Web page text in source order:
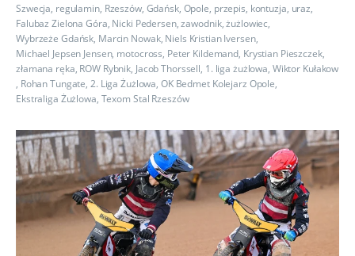
Szwecja, regulamin, Rzeszów, Gdańsk, Opole, przepis, kontuzja, uraz,
Falubaz Zielona Góra, Nicki Pedersen,zawodnik,żużlowiec,
Wybrzeże Gdańsk, Marcin Nowak, Niels Kristian Iversen,
Michael Jepsen Jensen, motocross, Peter Kildemand, Krystian Pieszczek,
złamana ręka, ROW Rybnik, Jacob Thorssell, 1. liga żużlowa, Wiktor Kułakow
, Rohan Tungate, 2. Liga Żużlowa, OK Bedmet Kolejarz Opole,
Ekstraliga Żużlowa, Texom Stal Rzeszów